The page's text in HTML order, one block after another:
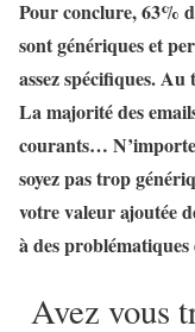
Pour conclure, 63%
sont génériques et
assez spécifiques.
La majorité des
courants…
soyez pas trop
votre valeur ajoutée
à des
Avez vous